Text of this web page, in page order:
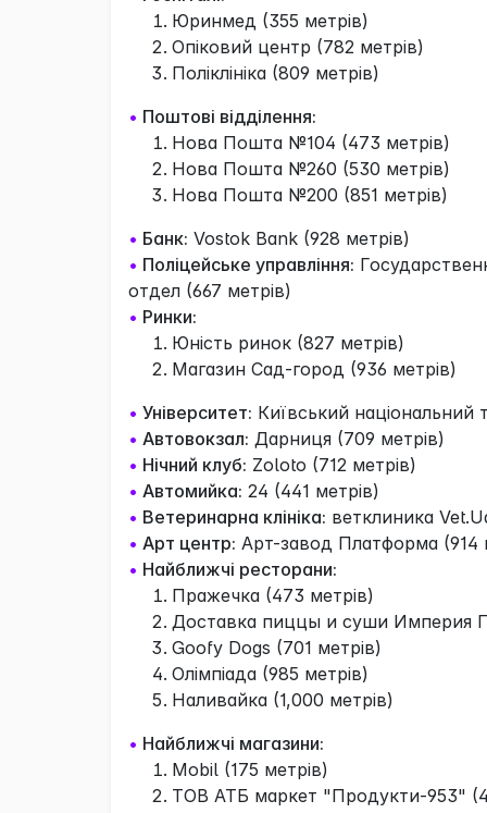
Юринмед (355 метрів)
Опіковий центр (782 метрів)
Поліклініка (809 метрів)
• Поштові відділення:
Нова Пошта №104 (473 метрів)
Нова Пошта №260 (530 метрів)
Нова Пошта №200 (851 метрів)
• Банк: Vostok Bank (928 метрів)
• Поліцейське управління:
отдел (667 метрів)
• Ринки:
Юність ринок (827 метрів)
Магазин Сад-город (936 метрів)
• Університет: Київський національний
• Автовокзал: Дарниця (709 метрів)
• Нічний клуб: Zoloto (712 метрів)
• Автомийка: 24 (441 метрів)
• Ветеринарна клініка: ветклиника
• Арт центр: Арт-завод Платформа (914
• Найближчі ресторани:
Пражечка (473 метрів)
Доставка пиццы и суши Империя
Goofy Dogs (701 метрів)
Олімпіада (985 метрів)
Наливайка (1,000 метрів)
• Найближчі магазини:
Mobil (175 метрів)
ТОВ АТБ маркет "Продукти-953"